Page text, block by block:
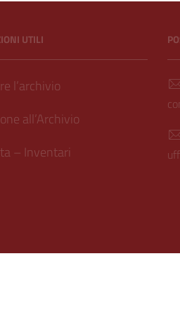
UTILI
l’archivio
all’Archivio
– Inventari